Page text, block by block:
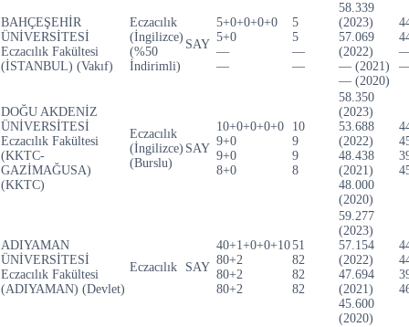
BAHÇEŞEHİR
ÜNİVERSİTESİ
Eczacılık Fakültesi
(İSTANBUL) (Vakıf)
Eczacılık
(İngilizce)
(%50
İndirimli)
SAY
5+0+0+0+0
5+0
—
—
5
5
—
—
58.339
(2023)
57.069
(2022)
— (2021)
— (2020)
DOĞU AKDENİZ
ÜNİVERSİTESİ
Eczacılık Fakültesi
(KKTC-
GAZİMAĞUSA)
(KKTC)
Eczacılık
(İngilizce)
(Burslu)
SAY
10+0+0+0+0
9+0
9+0
8+0
10
9
9
8
58.350
(2023)
53.688
(2022)
48.438
(2021)
48.000
(2020)
ADIYAMAN
ÜNİVERSİTESİ
Eczacılık Fakültesi
(ADIYAMAN) (Devlet)
Eczacılık SAY
40+1+0+0+10
80+2
80+2
80+2
51
82
82
82
59.277
(2023)
57.154
(2022)
47.694
(2021)
45.600
(2020)